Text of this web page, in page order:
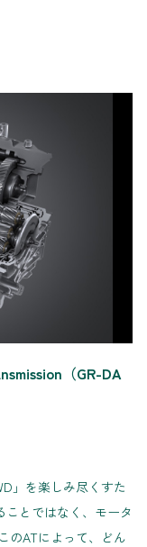
（GR-DA
」を楽しみ尽くすた
ことではなく、モータ
のATによって、どん